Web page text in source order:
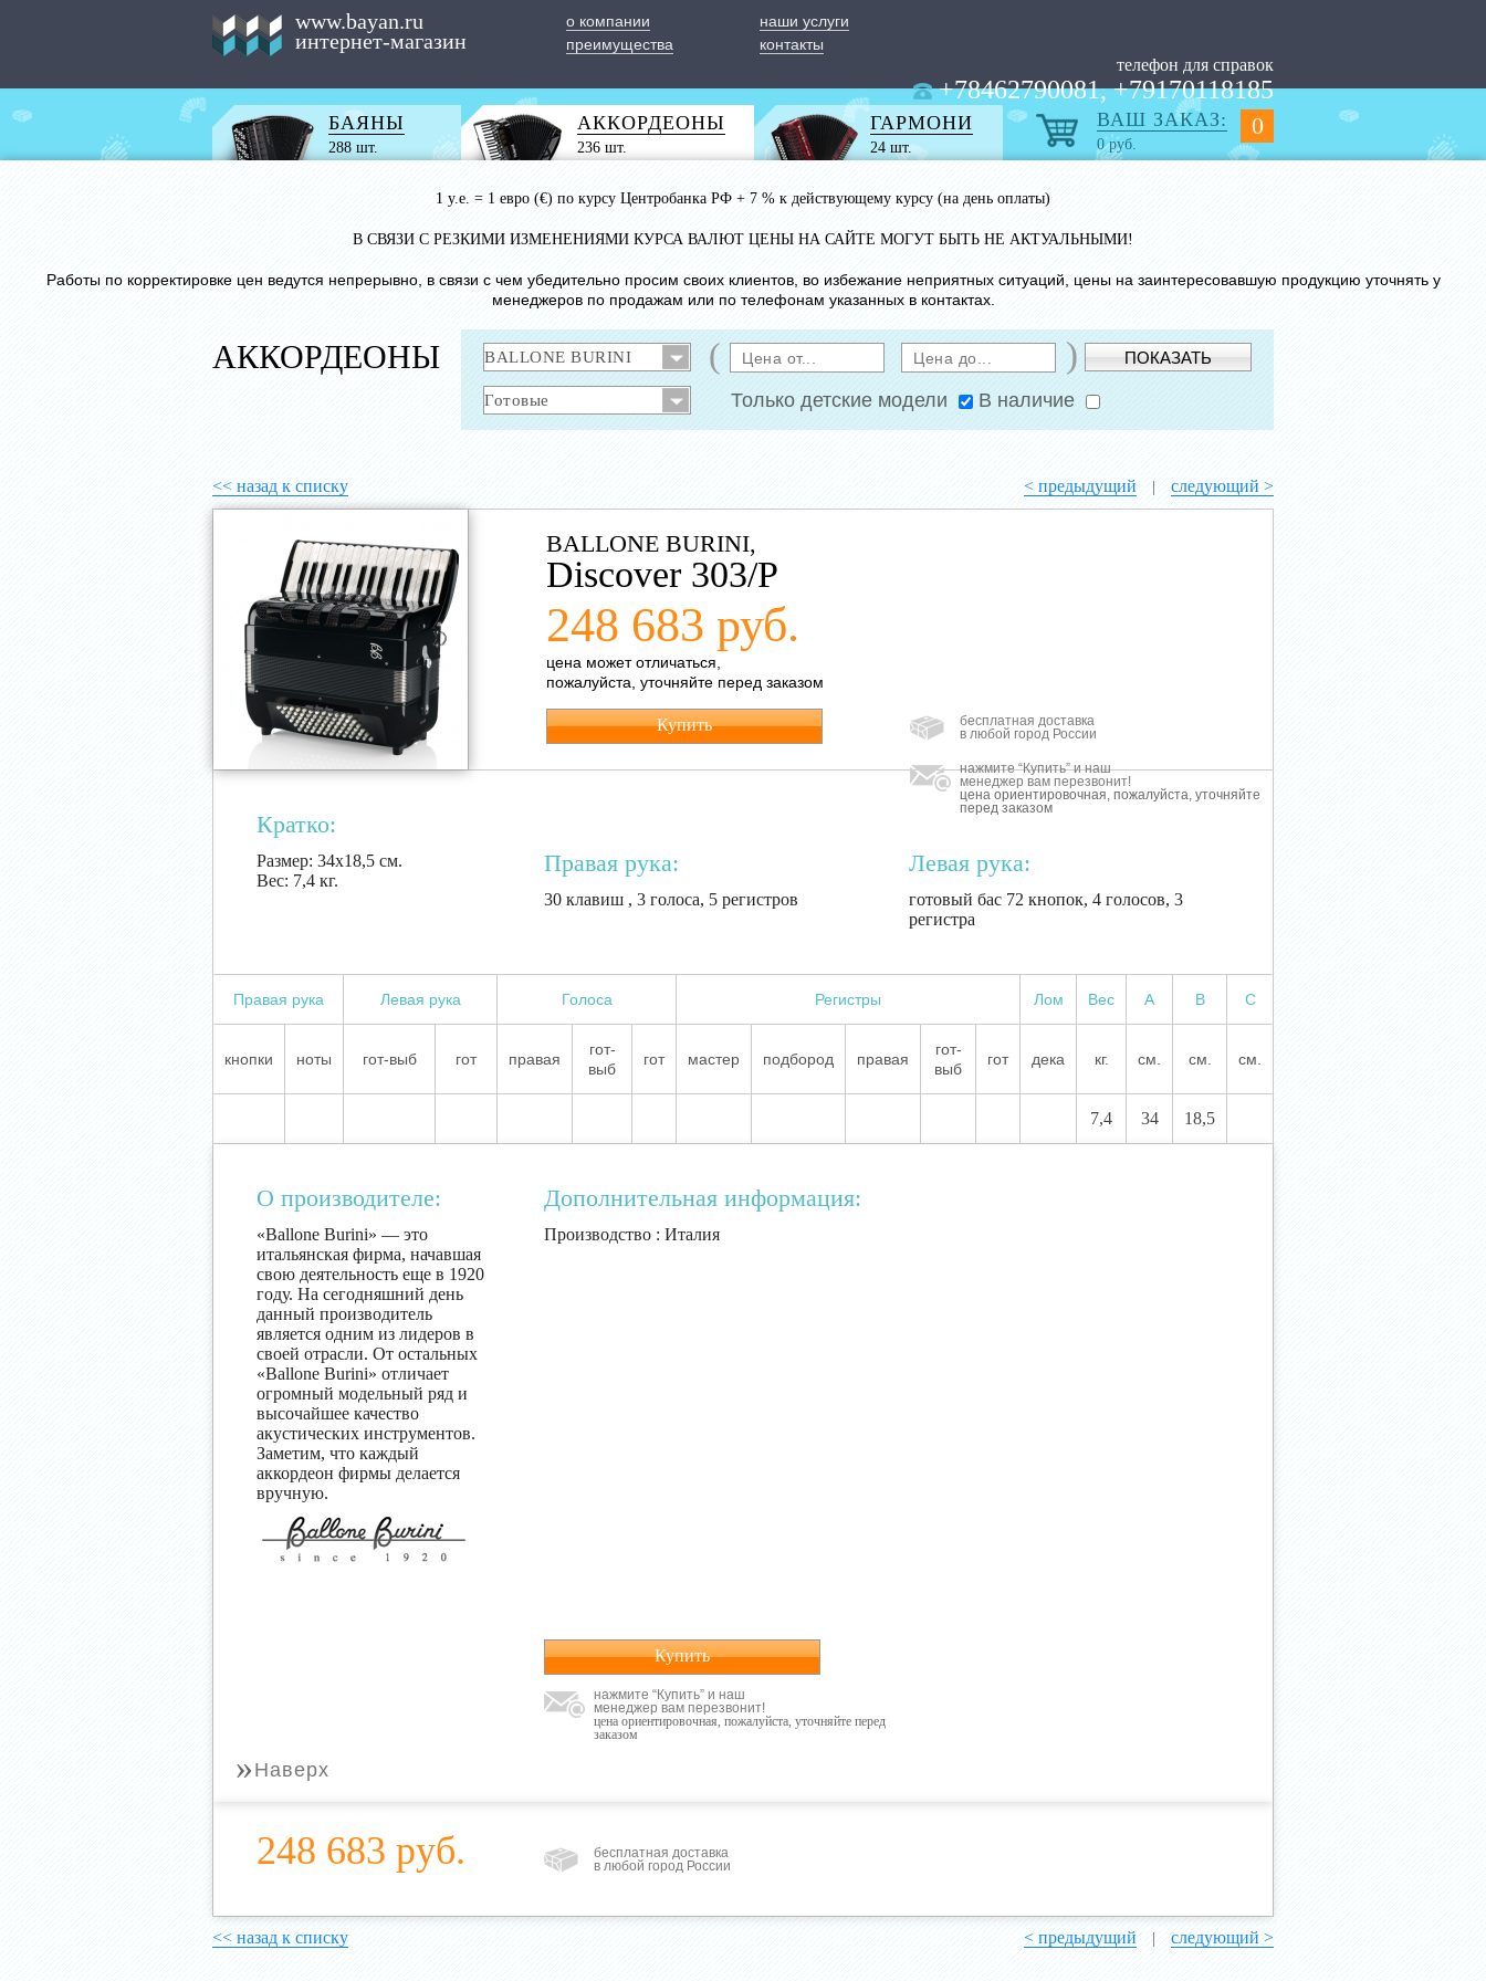
www.bayan.ru
интернет-магазин
о компании
наши услуги
преимущества
контакты
телефон для справок
+78462790081, +79170118185
БАЯНЫ
288 шт.
АККОРДЕОНЫ
236 шт.
ГАРМОНИ
24 шт.
0
ВАШ ЗАКАЗ:
0руб.
1 у.е. = 1 евро (€) по курсу Центробанка РФ + 7 % к действующему курсу (на день оплаты)
В СВЯЗИ С РЕЗКИМИ ИЗМЕНЕНИЯМИ КУРСА ВАЛЮТ ЦЕНЫ НА САЙТЕ МОГУТ БЫТЬ НЕ АКТУАЛЬНЫМИ!
Работы по корректировке цен ведутся непрерывно, в связи с чем убедительно просим своих клиентов, во избежание неприятных ситуаций, цены на заинтересовавшую продукцию уточнять у
менеджеров по продажам или по телефонам указанных в контактах.
АККОРДЕОНЫ ( ) ПОКАЗАТЬ
Только детские модели В наличие
<< назад к списку < предыдущий | следующий >
BALLONE BURINI,
Discover 303/Р
248 683 руб.
цена может отличаться,
пожалуйста, уточняйте перед заказом
Купить
бесплатная доставка
в любой город России
нажмите “Купить” и наш
менеджер вам перезвонит!
цена ориентировочная, пожалуйста, уточняйте
перед заказом
Кратко:
Размер: 34х18,5 см.
Вес: 7,4 кг.
Правая рука:
30 клавиш , 3 голоса, 5 регистров
Левая рука:
готовый бас 72 кнопок, 4 голосов, 3
регистра
Правая рука Левая рука Голоса Регистры Лом Вес А В С
кнопки ноты гот-выб гот правая
гот-
выб
гот мастер подбород правая
гот-
выб
гот дека кг. см. см. см.
7,4 34 18,5
О производителе:
«Ballone Burini» — это
итальянская фирма, начавшая
свою деятельность еще в 1920
году. На сегодняшний день
данный производитель
является одним из лидеров в
своей отрасли. От остальных
«Ballone Burini» отличает
огромный модельный ряд и
высочайшее качество
акустических инструментов.
Заметим, что каждый
аккордеон фирмы делается
вручную.
Дополнительная информация:
Производство : Италия
Купить
нажмите “Купить” и наш
менеджер вам перезвонит!
цена ориентировочная, пожалуйста, уточняйте перед
заказом
» Наверх
248 683 руб.
бесплатная доставка
в любой город России
<< назад к списку < предыдущий | следующий >